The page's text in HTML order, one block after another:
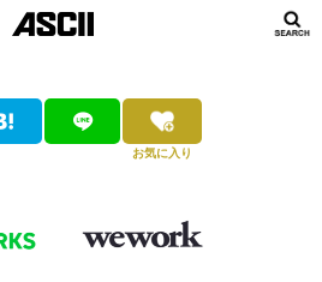
お気に入り